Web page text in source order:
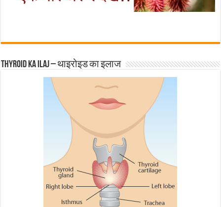
Thyroid ka ilaj – थाइरोइड का इलाज